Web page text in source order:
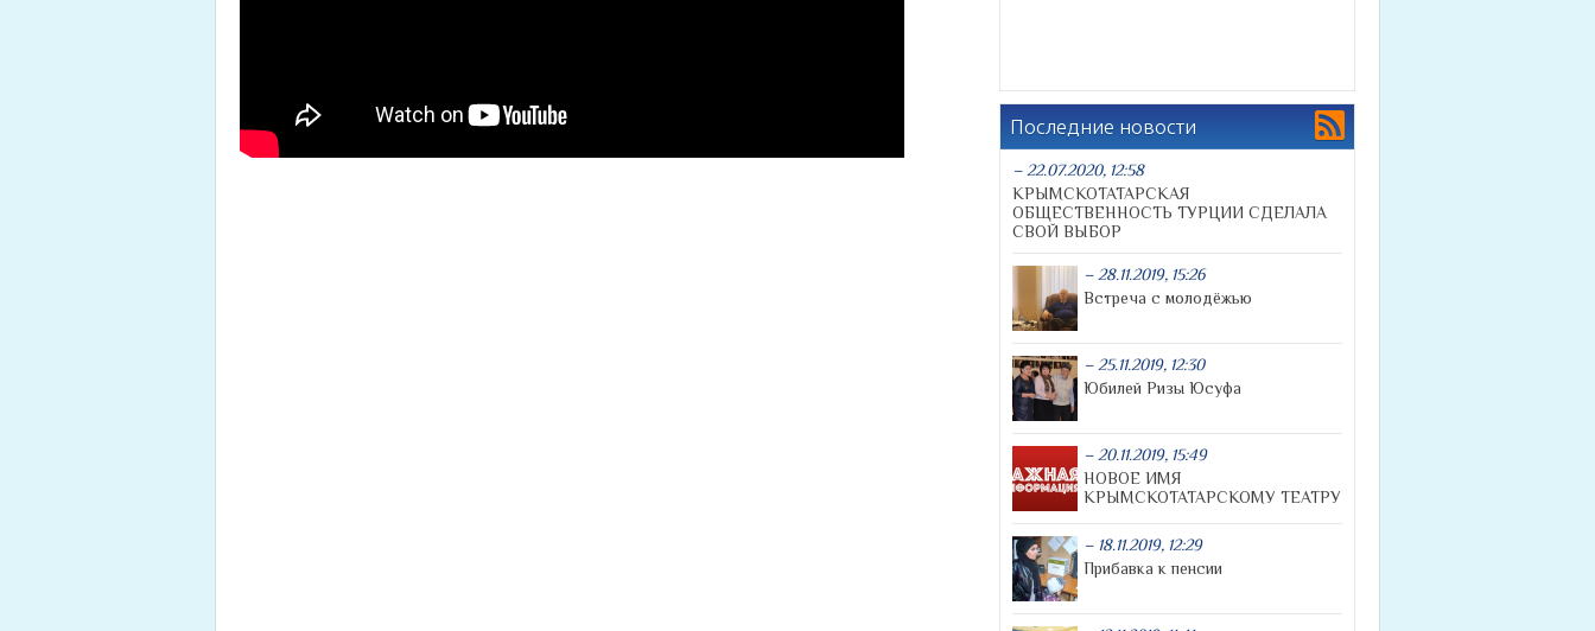
Последние новости ñ
– 22.07.2020, 12:58
КРЫМСКОТАТАРСКАЯ
ОБЩЕСТВЕННОСТЬ ТУРЦИИ СДЕЛАЛА
СВОЙ ВЫБОР
– 28.11.2019, 15:26
Встреча с молодёжью
– 25.11.2019, 12:30
Юбилей Ризы Юсуфа
– 20.11.2019, 15:49
НОВОЕ ИМЯ
КРЫМСКОТАТАРСКОМУ ТЕАТРУ
– 18.11.2019, 12:29
Прибавка к пенсии